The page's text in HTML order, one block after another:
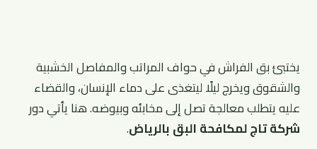
يختبئ بق الفراش في حواف المراتب والمفاصل الخشبية
والشقوق ويخرج ليلًا ليتغذى على دماء الإنسان، والقضاء
عليه يتطلب معالجة تصل إلى مخابئه وبيوضه. هنا يأتي دور
شركة تاج لمكافحة البق بالرياض.